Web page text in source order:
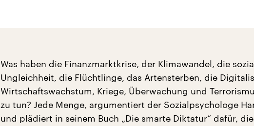
Was haben die Finanzmarktkrise, der Klimawandel, die
Ungleichheit, die Flüchtlinge, das Artensterben, die
Wirtschaftswachstum, Kriege, Überwachung und
zu tun? Jede Menge, argumentiert der Sozialpsychologe
und plädiert in seinem Buch „Die smarte Diktatur“ dafür, die